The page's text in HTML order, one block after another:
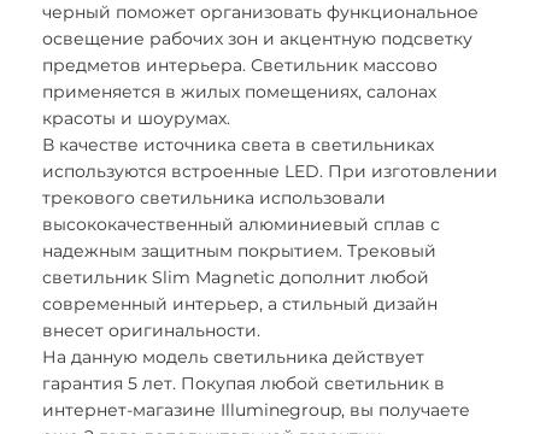
черный поможет организовать функциональное
освещение рабочих зон и акцентную подсветку
предметов интерьера. Светильник массово
применяется в жилых помещениях, салонах
красоты и шоурумах.
В качестве источника света в светильниках
используются встроенные LED. При изготовлении
трекового светильника использовали
высококачественный алюминиевый сплав с
надежным защитным покрытием. Трековый
светильник Slim Magnetic дополнит любой
современный интерьер, а стильный дизайн
внесет оригинальности.
На данную модель светильника действует
гарантия 5 лет. Покупая любой светильник в
интернет-магазине Illuminegroup, вы получаете